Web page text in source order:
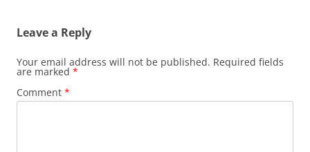
Leave a Reply
Your email address will not be published. Required fields
are marked *
Comment *